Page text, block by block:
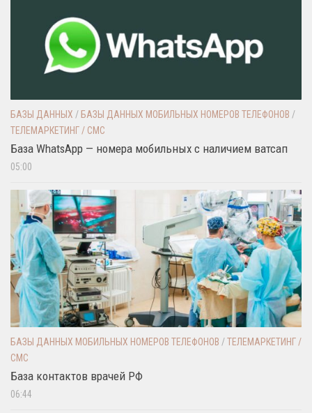
БАЗЫ ДАННЫХ / БАЗЫ ДАННЫХ МОБИЛЬНЫХ НОМЕРОВ ТЕЛЕФОНОВ /
ТЕЛЕМАРКЕТИНГ / СМС
База WhatsApp — номера мобильных с наличием ватсап
05:00
БАЗЫ ДАННЫХ МОБИЛЬНЫХ НОМЕРОВ ТЕЛЕФОНОВ /ТЕЛЕМАРКЕТИНГ /
СМС
База контактов врачей РФ
06:44